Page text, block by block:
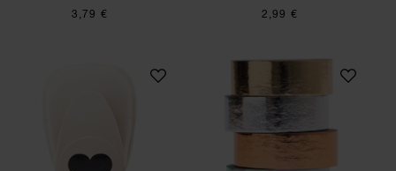
3,79 € 2,99 €
Paper Poetry Stanzer Herz 3,8cmPaper Poetry